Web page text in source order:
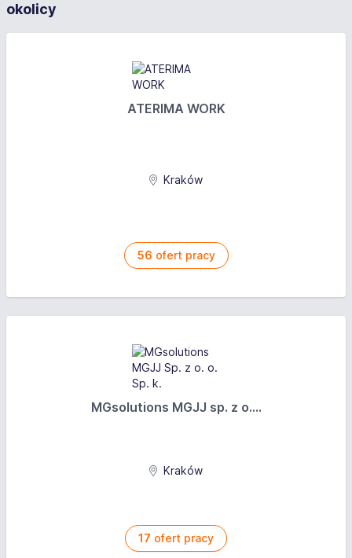
okolicy
ATERIMA WORK
Kraków
56 ofert pracy
MGsolutions MGJJ sp. z o....
Kraków
17 ofert pracy